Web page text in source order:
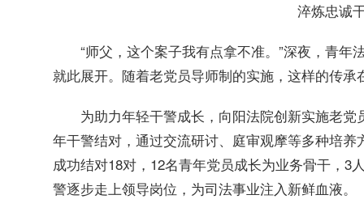
淬炼忠诚
“师父，这个案子我有点拿不准。”深夜，青
就此展开。随着老党员导师制的实施，这样的传承
为助力年轻干警成长，向阳法院创新实施老
年干警结对，通过交流研讨、庭审观摩等多种培
成功结对18对，12名青年党员成长为业务骨干，3
警逐步走上领导岗位，为司法事业注入新鲜血液。